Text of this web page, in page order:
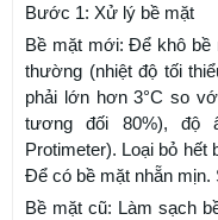
Bước 1: Xử lý bề mặt
Bề mặt mới: Để khô bề
thường (nhiệt độ tối
phải lớn hơn 3°C so
tương đối 80%), độ
Protimeter). Loại bỏ hết
Để có bề mặt nhẵn mịn.
Bề mặt cũ: Làm sạch